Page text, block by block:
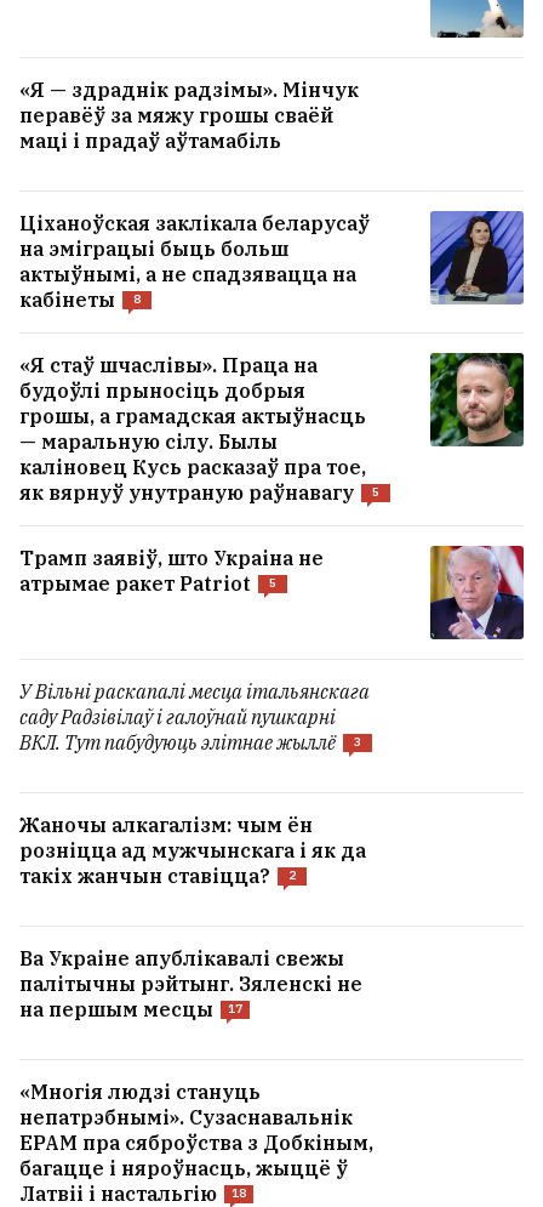
«Я — здраднік радзімы». Мінчук
перавёў за мяжу грошы сваёй
маці і прадаў аўтамабіль
Ціханоўская заклікала беларусаў
на эміграцыі быць больш
актыўнымі, а не спадзявацца на
кабінеты
8
«Я стаў шчаслівы». Праца на
будоўлі прыносіць добрыя
грошы, а грамадская актыўнасць
— маральную сілу. Былы
каліновец Кусь расказаў пра тое,
як вярнуў унутраную раўнавагу
5
Трамп заявіў, што Украіна не
атрымае ракет Patriot
5
У Вільні раскапалі месца італьянскага
саду Радзівілаў і галоўнай пушкарні
ВКЛ. Тут пабудуюць элітнае жыллё
3
Жаночы алкагалізм: чым ён
розніцца ад мужчынскага і як да
такіх жанчын ставіцца?
2
Ва Украіне апублікавалі свежы
палітычны рэйтынг. Зяленскі не
на першым месцы
17
«Многія людзі стануць
непатрэбнымі». Сузаснавальнік
EPAM пра сяброўства з Добкіным,
багацце і няроўнасць, жыццё ў
Латвіі і настальгію
18